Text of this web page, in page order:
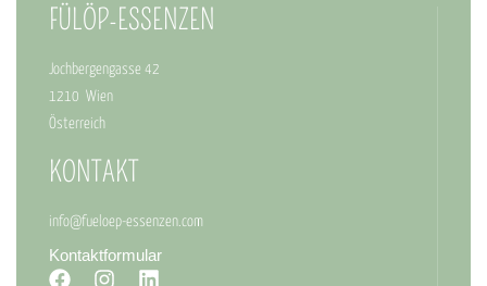
FÜLÖP-ESSENZEN
Jochbergengasse 42
1210 Wien
Österreich
KONTAKT
info@fueloep-essenzen.com
Kontaktformular